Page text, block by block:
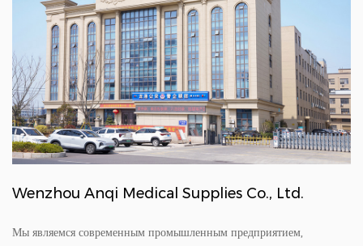
Wenzhou Anqi Medical Supplies Co., Ltd.
Мы являемся современным промышленным предприятием,